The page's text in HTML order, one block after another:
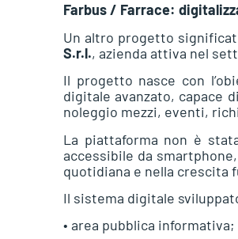
Farbus / Farrace:
Un altro progetto
S.r.l., azienda attiva nel
Il progetto nasce con
digitale avanzato, capace
noleggio mezzi, eventi,
La piattaforma non è
accessibile da
quotidiana e nella crescita
Il sistema digitale
• area pubblica informativa;